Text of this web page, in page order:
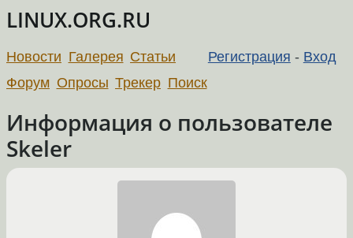
LINUX.ORG.RU
Регистрация - Вход
Новости Галерея Статьи
Форум Опросы Трекер Поиск
Информация о пользователе
Skeler